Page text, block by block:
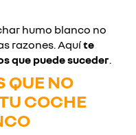
humo blanco no
razones. Aquíte
que puede suceder.
QUE NO
COCHE